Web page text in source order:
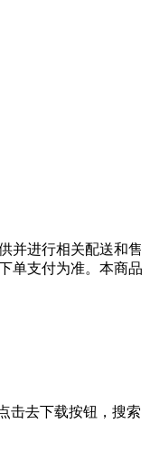
并进行相关配送和售
单支付为准。本商品
击去下载按钮，搜索